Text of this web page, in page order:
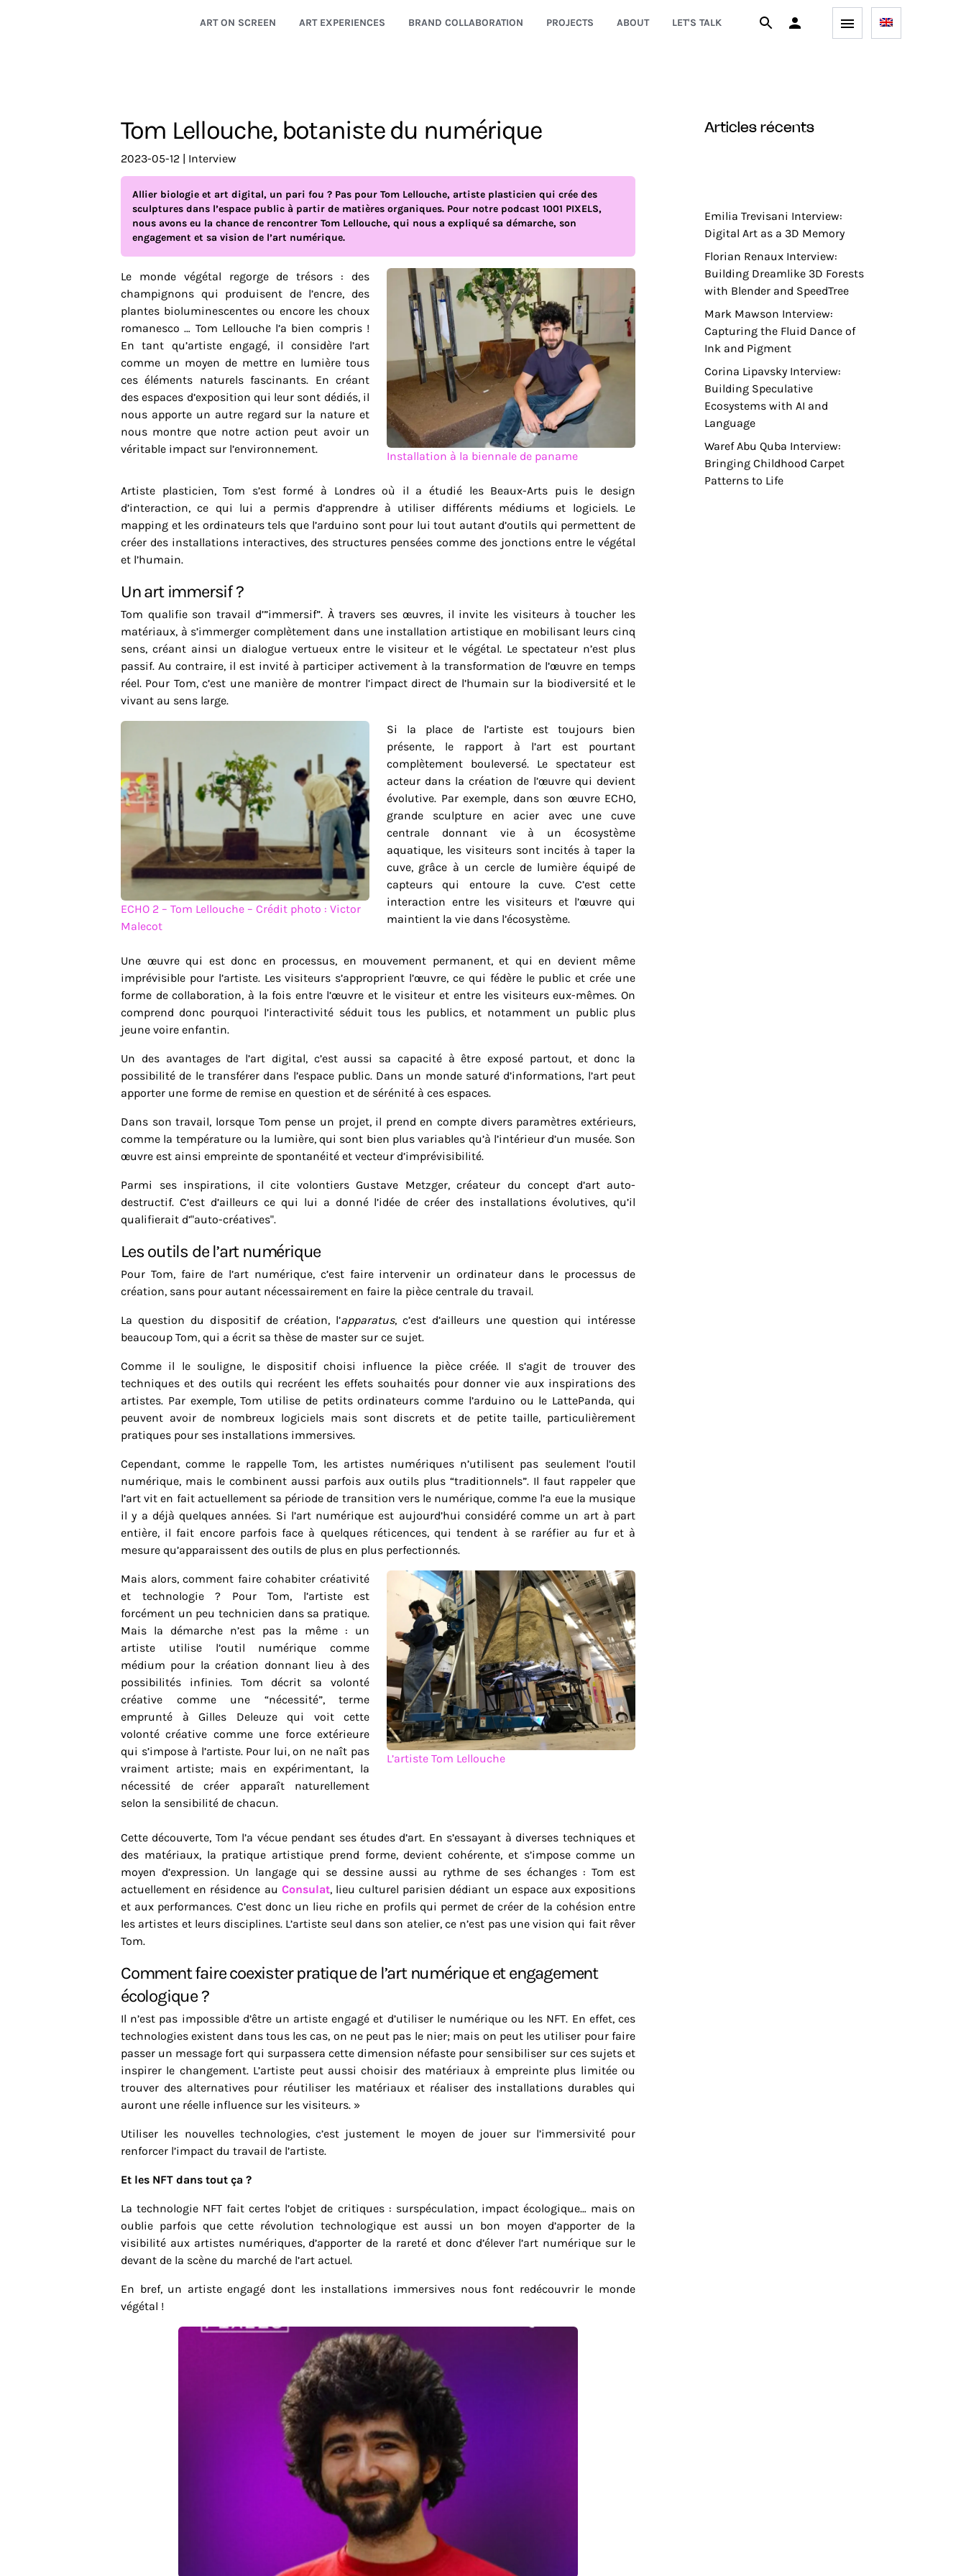
ART ON SCREEN ART EXPERIENCES BRAND COLLABORATION PROJECTS ABOUT LET'S TALK
Tom Lellouche, botaniste du numérique
2023-05-12 | interview
Allier biologie et art digital, un pari fou ? Pas pour Tom Lellouche, artiste plasticien qui crée des
sculptures dans l’espace public à partir de matières organiques. Pour notre podcast 1001 PIXELS,
nous avons eu la chance de rencontrer Tom Lellouche, qui nous a expliqué sa démarche, son
engagement et sa vision de l’art numérique.
Le monde végétal regorge de trésors : des
champignons qui produisent de l’encre, des
plantes bioluminescentes ou encore les choux
romanesco … Tom Lellouche l’a bien compris !
En tant qu’artiste engagé, il considère l’art
comme un moyen de mettre en lumière tous
ces éléments naturels fascinants. En créant
des espaces d’exposition qui leur sont dédiés, il
nous apporte un autre regard sur la nature et
nous montre que notre action peut avoir un
véritable impact sur l’environnement.
Installation à la biennale de paname
Artiste plasticien, Tom s’est formé à Londres où il a étudié les Beaux-Arts puis le design
d’interaction, ce qui lui a permis d’apprendre à utiliser différents médiums et logiciels. Le
mapping et les ordinateurs tels que l’arduino sont pour lui tout autant d’outils qui permettent de
créer des installations interactives, des structures pensées comme des jonctions entre le végétal
et l’humain.
Un art immersif ?
Tom qualifie son travail d’”immersif”. À travers ses œuvres, il invite les visiteurs à toucher les
matériaux, à s’immerger complètement dans une installation artistique en mobilisant leurs cinq
sens, créant ainsi un dialogue vertueux entre le visiteur et le végétal. Le spectateur n’est plus
passif. Au contraire, il est invité à participer activement à la transformation de l’œuvre en temps
réel. Pour Tom, c’est une manière de montrer l’impact direct de l’humain sur la biodiversité et le
vivant au sens large.
ECHO 2 – Tom Lellouche – Crédit photo : Victor
Malecot
Si la place de l’artiste est toujours bien
présente, le rapport à l’art est pourtant
complètement bouleversé. Le spectateur est
acteur dans la création de l’œuvre qui devient
évolutive. Par exemple, dans son œuvre ECHO,
grande sculpture en acier avec une cuve
centrale donnant vie à un écosystème
aquatique, les visiteurs sont incités à taper la
cuve, grâce à un cercle de lumière équipé de
capteurs qui entoure la cuve. C’est cette
interaction entre les visiteurs et l’œuvre qui
maintient la vie dans l’écosystème.
Une œuvre qui est donc en processus, en mouvement permanent, et qui en devient même
imprévisible pour l’artiste. Les visiteurs s’approprient l’œuvre, ce qui fédère le public et crée une
forme de collaboration, à la fois entre l’œuvre et le visiteur et entre les visiteurs eux-mêmes. On
comprend donc pourquoi l’interactivité séduit tous les publics, et notamment un public plus
jeune voire enfantin.
Un des avantages de l’art digital, c’est aussi sa capacité à être exposé partout, et donc la
possibilité de le transférer dans l’espace public. Dans un monde saturé d’informations, l’art peut
apporter une forme de remise en question et de sérénité à ces espaces.
Dans son travail, lorsque Tom pense un projet, il prend en compte divers paramètres extérieurs,
comme la température ou la lumière, qui sont bien plus variables qu’à l’intérieur d’un musée. Son
œuvre est ainsi empreinte de spontanéité et vecteur d’imprévisibilité.
Parmi ses inspirations, il cite volontiers Gustave Metzger, créateur du concept d’art auto-
destructif. C’est d’ailleurs ce qui lui a donné l’idée de créer des installations évolutives, qu’il
qualifierait d’"auto-créatives".
Les outils de l’art numérique
Pour Tom, faire de l’art numérique, c’est faire intervenir un ordinateur dans le processus de
création, sans pour autant nécessairement en faire la pièce centrale du travail.
La question du dispositif de création, l’apparatus, c’est d’ailleurs une question qui intéresse
beaucoup Tom, qui a écrit sa thèse de master sur ce sujet.
Comme il le souligne, le dispositif choisi influence la pièce créée. Il s’agit de trouver des
techniques et des outils qui recréent les effets souhaités pour donner vie aux inspirations des
artistes. Par exemple, Tom utilise de petits ordinateurs comme l’arduino ou le LattePanda, qui
peuvent avoir de nombreux logiciels mais sont discrets et de petite taille, particulièrement
pratiques pour ses installations immersives.
Cependant, comme le rappelle Tom, les artistes numériques n’utilisent pas seulement l’outil
numérique, mais le combinent aussi parfois aux outils plus “traditionnels”. Il faut rappeler que
l’art vit en fait actuellement sa période de transition vers le numérique, comme l’a eue la musique
il y a déjà quelques années. Si l’art numérique est aujourd’hui considéré comme un art à part
entière, il fait encore parfois face à quelques réticences, qui tendent à se raréfier au fur et à
mesure qu’apparaissent des outils de plus en plus perfectionnés.
Mais alors, comment faire cohabiter créativité
et technologie ? Pour Tom, l’artiste est
forcément un peu technicien dans sa pratique.
Mais la démarche n’est pas la même : un
artiste utilise l’outil numérique comme
médium pour la création donnant lieu à des
possibilités infinies. Tom décrit sa volonté
créative comme une “nécessité”, terme
emprunté à Gilles Deleuze qui voit cette
volonté créative comme une force extérieure
qui s’impose à l’artiste. Pour lui, on ne naît pas
vraiment artiste; mais en expérimentant, la
nécessité de créer apparaît naturellement
selon la sensibilité de chacun.
L’artiste Tom Lellouche
Cette découverte, Tom l’a vécue pendant ses études d’art. En s’essayant à diverses techniques et
des matériaux, la pratique artistique prend forme, devient cohérente, et s’impose comme un
moyen d’expression. Un langage qui se dessine aussi au rythme de ses échanges : Tom est
actuellement en résidence au Consulat, lieu culturel parisien dédiant un espace aux expositions
et aux performances. C’est donc un lieu riche en profils qui permet de créer de la cohésion entre
les artistes et leurs disciplines. L’artiste seul dans son atelier, ce n’est pas une vision qui fait rêver
Tom.
Comment faire coexister pratique de l’art numérique et engagement
écologique ?
Il n’est pas impossible d’être un artiste engagé et d’utiliser le numérique ou les NFT. En effet, ces
technologies existent dans tous les cas, on ne peut pas le nier; mais on peut les utiliser pour faire
passer un message fort qui surpassera cette dimension néfaste pour sensibiliser sur ces sujets et
inspirer le changement. L’artiste peut aussi choisir des matériaux à empreinte plus limitée ou
trouver des alternatives pour réutiliser les matériaux et réaliser des installations durables qui
auront une réelle influence sur les visiteurs. »
Utiliser les nouvelles technologies, c’est justement le moyen de jouer sur l’immersivité pour
renforcer l’impact du travail de l’artiste.
Et les NFT dans tout ça ?
La technologie NFT fait certes l’objet de critiques : surspéculation, impact écologique… mais on
oublie parfois que cette révolution technologique est aussi un bon moyen d’apporter de la
visibilité aux artistes numériques, d’apporter de la rareté et donc d’élever l’art numérique sur le
devant de la scène du marché de l’art actuel.
En bref, un artiste engagé dont les installations immersives nous font redécouvrir le monde
végétal !
articles récents
Emilia Trevisani Interview:
Digital Art as a 3D Memory
Florian Renaux Interview:
Building Dreamlike 3D Forests
with Blender and SpeedTree
Mark Mawson Interview:
Capturing the Fluid Dance of
Ink and Pigment
Corina Lipavsky Interview:
Building Speculative
Ecosystems with AI and
Language
Waref Abu Quba Interview:
Bringing Childhood Carpet
Patterns to Life